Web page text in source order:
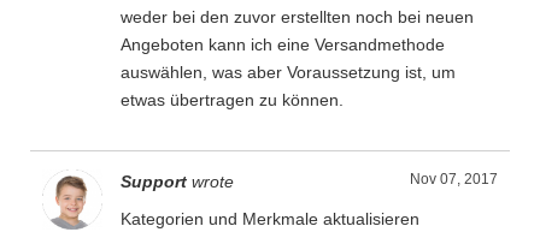
weder bei den zuvor erstellten noch bei neuen
Angeboten kann ich eine Versandmethode
auswählen, was aber Voraussetzung ist, um
etwas übertragen zu können.
Nov 07, 2017
Support wrote
Kategorien und Merkmale aktualisieren